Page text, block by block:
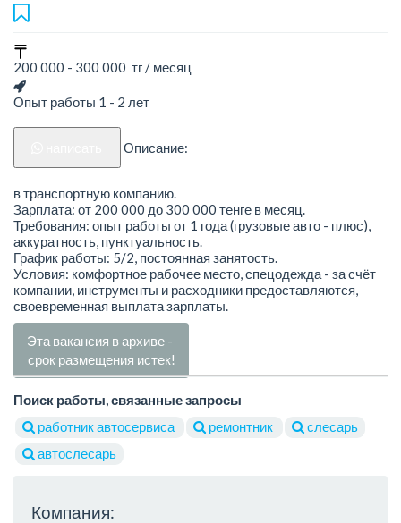
200 000 - 300 000 тг / месяц
Опыт работы 1 - 2 лет
Описание:
в транспортную компанию.
Зарплата: от 200 000 до 300 000 тенге в месяц.
Требования: опыт работы от 1 года (грузовые авто - плюс),
аккуратность, пунктуальность.
График работы: 5/2, постоянная занятость.
Условия: комфортное рабочее место, спецодежда - за счёт
компании, инструменты и расходники предоставляются,
своевременная выплата зарплаты.
Эта вакансия в архиве -
срок размещения истек!
Поиск работы, связанные запросы
работник автосервиса
ремонтник
слесарь
автослесарь
Компания: